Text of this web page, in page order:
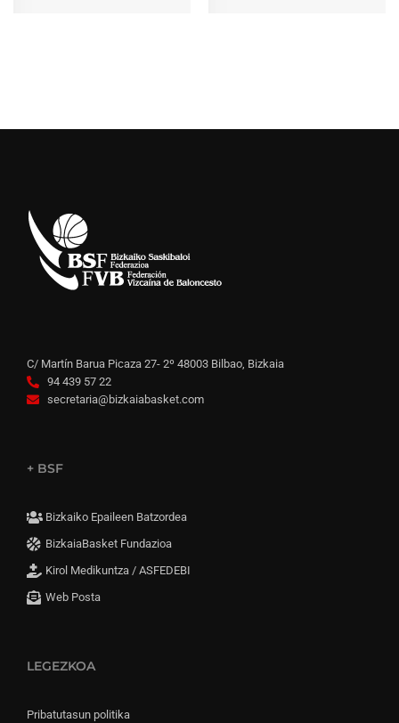
C/ Martín Barua Picaza 27- 2º 48003 Bilbao, Bizkaia
94 439 57 22
secretaria@bizkaiabasket.com
+ BSF
Bizkaiko Epaileen Batzordea
BizkaiaBasket Fundazioa
Kirol Medikuntza / ASFEDEBI
Web Posta
LEGEZKOA
Pribatutasun politika